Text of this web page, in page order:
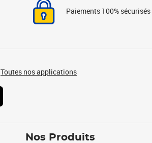
Paiements 100% sécurisés
Toutes nos applications
Nos Produits